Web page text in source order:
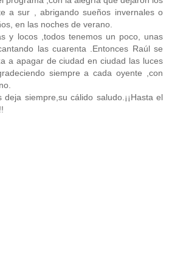
a sur , abrigando sueños invernales o
en las noches de verano.
y locos ,todos tenemos un poco, unas
las cuarenta .Entonces Raúl se
a apagar de ciudad en ciudad las luces
siempre a cada oyente ,con
siempre,su cálido saludo.¡¡Hasta el